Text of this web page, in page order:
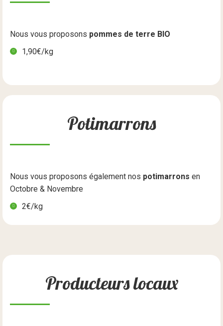
Nous vous proposons pommes de terre BIO
1,90€/kg
Potimarrons
Nous vous proposons également nos potimarrons en
Octobre & Novembre
2€/kg
Producteurs locaux